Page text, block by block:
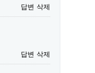
답변 삭제
답변 삭제